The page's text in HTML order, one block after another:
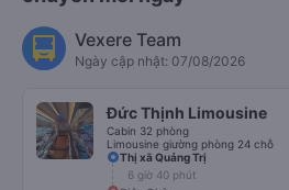
Vexere Team
Ngày cập nhật: 07/08/2026
Đức Thịnh Limousine
Cabin 32 phòng
Limousine giường phòng 24 chỗ
Thị xã Quảng Trị
6 giờ 40 phút